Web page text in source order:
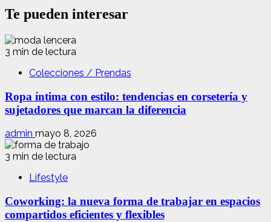
Te pueden interesar
3 min de lectura
Colecciones / Prendas
Ropa íntima con estilo: tendencias en corsetería y
sujetadores que marcan la diferencia
admin mayo 8, 2026
3 min de lectura
Lifestyle
Coworking: la nueva forma de trabajar en espacios
compartidos eficientes y flexibles